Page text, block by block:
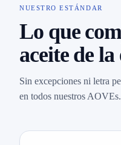
NUESTRO ESTÁNDAR
Lo que
aceite de
Sin excepciones ni letra
en todos nuestros AOVEs.